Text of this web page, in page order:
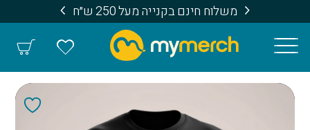
משלוח חינם בקנייה מעל 250 ש״ח